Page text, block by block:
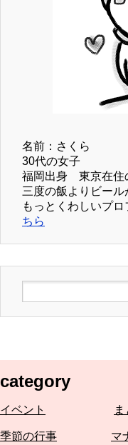
名前：さくら
30代の女子
福岡出身 東京在住
三度の飯よりビール
もっとくわしいプ
ちら
category
イベント
季節の行事 マ